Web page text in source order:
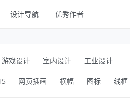
动 UI
UI Kits
设计导航 优秀作者
游戏设计 室内设计 工业设计
网页插画 横幅 图标 线框